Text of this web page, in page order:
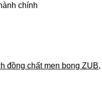
chính
đồng chất men bong ZUB,